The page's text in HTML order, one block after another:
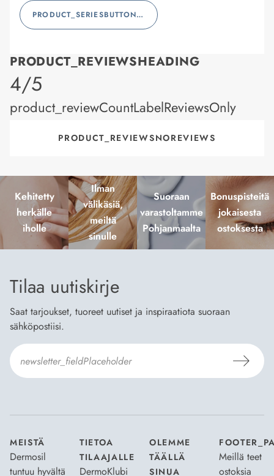
PRODUCT_SERIESBUTTONLABEL
PRODUCT_REVIEWSHEADING
product_rating
4/5
product_reviewCountLabelReviewsOnly
PRODUCT_REVIEWSNOREVIEWS
Kehitetty
herkälle
iholle
Ilman
välikäsiä,
meiltä
sinulle
Suoraan
varastoltamme
Pohjanmaalta
Bonuspisteitä
jokaisesta
ostoksesta
Tilaa uutiskirje
Saat tarjoukset, tuoreet uutiset ja inspiraatiota suoraan
sähköpostiisi.
MEISTÄ
Dermosil
tuntuu hyvältä
TIETOA
TILAAJALLE
DermoKlubi
OLEMME
TÄÄLLÄ
SINUA
Meillä teet
ostoksia